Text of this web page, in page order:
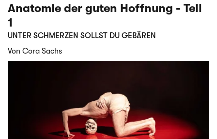
Anatomie der guten Hoffnung - Teil
1
UNTER SCHMERZEN SOLLST DU GEBÄREN
Von Cora Sachs